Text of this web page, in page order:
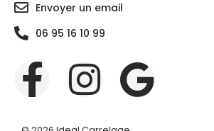
Envoyer un email
06 95 16 10 99